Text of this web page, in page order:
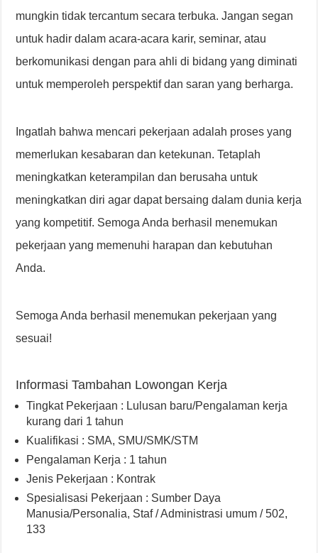
mungkin tidak tercantum secara terbuka. Jangan segan
untuk hadir dalam acara-acara karir, seminar, atau
berkomunikasi dengan para ahli di bidang yang diminati
untuk memperoleh perspektif dan saran yang berharga.
Ingatlah bahwa mencari pekerjaan adalah proses yang
memerlukan kesabaran dan ketekunan. Tetaplah
meningkatkan keterampilan dan berusaha untuk
meningkatkan diri agar dapat bersaing dalam dunia kerja
yang kompetitif. Semoga Anda berhasil menemukan
pekerjaan yang memenuhi harapan dan kebutuhan
Anda.
Semoga Anda berhasil menemukan pekerjaan yang
sesuai!
Informasi Tambahan Lowongan Kerja
Tingkat Pekerjaan : Lulusan baru/Pengalaman kerja
kurang dari 1 tahun
Kualifikasi : SMA, SMU/SMK/STM
Pengalaman Kerja : 1 tahun
Jenis Pekerjaan : Kontrak
Spesialisasi Pekerjaan : Sumber Daya
Manusia/Personalia, Staf / Administrasi umum / 502,
133